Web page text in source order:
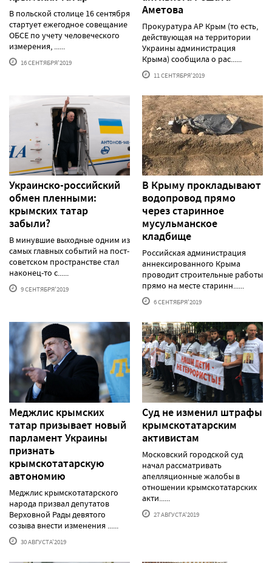
В польской столице 16 сентября
стартует ежегодное совещание
ОБСЕ по учету человеческого
измерения, ......
16 СЕНТЯБРЯ'2019
Аметова
Прокуратура АР Крым (то есть,
действующая на территории
Украины администрация
Крыма) сообщила о рас......
11 СЕНТЯБРЯ'2019
Украинско-российский
обмен пленными:
крымских татар
забыли?
В минувшие выходные одним из
самых главных событий на пост-
советском пространстве стал
наконец-то с......
9 СЕНТЯБРЯ'2019
В Крыму прокладывают
водопровод прямо
через старинное
мусульманское
кладбище
Российская администрация
аннексированного Крыма
проводит строительные работы
прямо на месте старинн......
6 СЕНТЯБРЯ'2019
Меджлис крымских
татар призывает новый
парламент Украины
признать
крымскотатарскую
автономию
Меджлис крымскотатарского
народа призвал депутатов
Верховной Рады девятого
созыва внести изменения ......
30 АВГУСТА'2019
Суд не изменил штрафы
крымскотатарским
активистам
Московский городской суд
начал рассматривать
апелляционные жалобы в
отношении крымскотатарских
акти......
27 АВГУСТА'2019